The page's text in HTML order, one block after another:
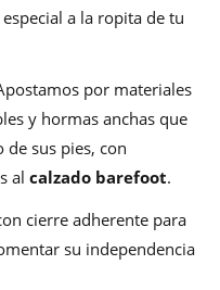
a la ropita de tu
por materiales
y hormas anchas que
de sus pies, con
al calzado barefoot.
cierre adherente para
su independencia